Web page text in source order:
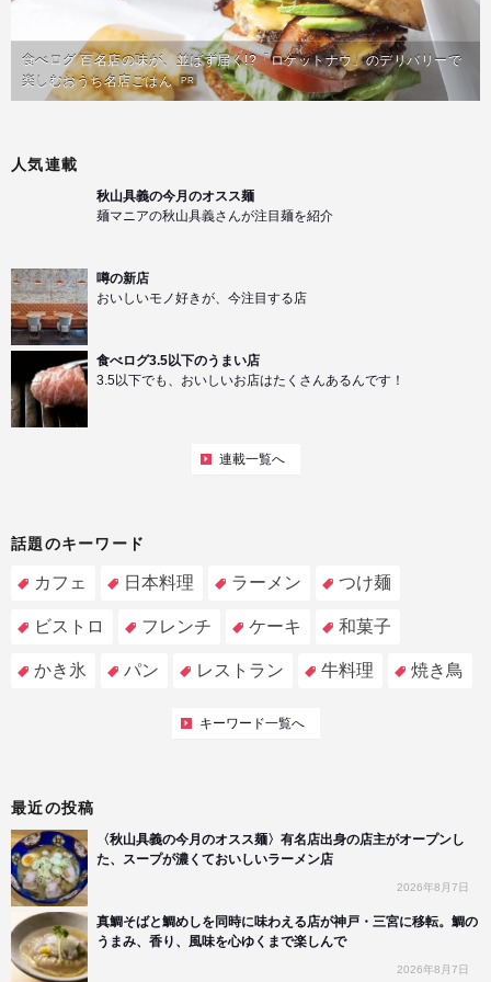
食べログ 百名店の味が、並ばず届く!?「ロケットナウ」のデリバリーで
楽しむおうち名店ごはん PR
人気連載
秋山具義の今月のオスス麺
麺マニアの秋山具義さんが注目麺を紹介
噂の新店
おいしいモノ好きが、今注目する店
食べログ3.5以下のうまい店
3.5以下でも、おいしいお店はたくさんあるんです！
連載一覧へ
話題のキーワード
カフェ 日本料理 ラーメン つけ麺
ビストロ フレンチ ケーキ 和菓子
かき氷 パン レストラン 牛料理 焼き鳥
キーワード一覧へ
最近の投稿
〈秋山具義の今月のオスス麺〉有名店出身の店主がオープンし
た、スープが濃くておいしいラーメン店
2026年8月7日
真鯛そばと鯛めしを同時に味わえる店が神戸・三宮に移転。鯛の
うまみ、香り、風味を心ゆくまで楽しんで
2026年8月7日